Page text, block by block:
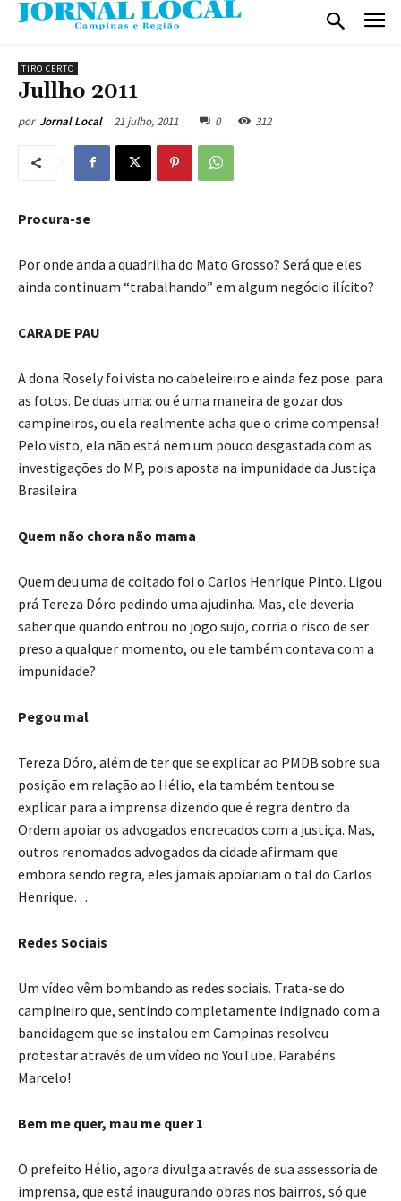
TIRO CERTO
Jullho 2011
por Jornal Local 21 julho, 2011 0 312
Procura-se
Por onde anda a quadrilha do Mato Grosso? Será que eles
ainda continuam “trabalhando” em algum negócio ilícito?
CARA DE PAU
A dona Rosely foi vista no cabeleireiro e ainda fez pose para
as fotos. De duas uma: ou é uma maneira de gozar dos
campineiros, ou ela realmente acha que o crime compensa!
Pelo visto, ela não está nem um pouco desgastada com as
investigações do MP, pois aposta na impunidade da Justiça
Brasileira
Quem não chora não mama
Quem deu uma de coitado foi o Carlos Henrique Pinto. Ligou
prá Tereza Dóro pedindo uma ajudinha. Mas, ele deveria
saber que quando entrou no jogo sujo, corria o risco de ser
preso a qualquer momento, ou ele também contava com a
impunidade?
Pegou mal
Tereza Dóro, além de ter que se explicar ao PMDB sobre sua
posição em relação ao Hélio, ela também tentou se
explicar para a imprensa dizendo que é regra dentro da
Ordem apoiar os advogados encrecados com a justiça. Mas,
outros renomados advogados da cidade afirmam que
embora sendo regra, eles jamais apoiariam o tal do Carlos
Henrique…
Redes Sociais
Um vídeo vêm bombando as redes sociais. Trata-se do
campineiro que, sentindo completamente indignado com a
bandidagem que se instalou em Campinas resolveu
protestar através de um vídeo no YouTube. Parabéns
Marcelo!
Bem me quer, mau me quer 1
O prefeito Hélio, agora divulga através de sua assessoria de
imprensa, que está inaugurando obras nos bairros, só que